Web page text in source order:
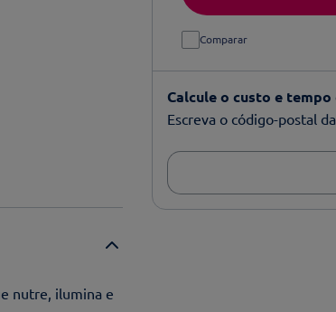
nutre, ilumina e
Comparar
Calcule o custo e
Escreva o código-postal